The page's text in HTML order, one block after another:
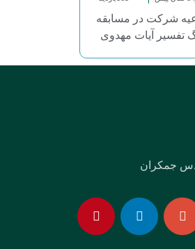
شرکت در مسابقه
تفسیر آیات مهدوی
جمکران